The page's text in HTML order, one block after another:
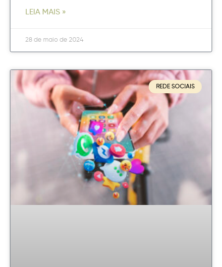
LEIA MAIS »
28 de maio de 2024
REDE SOCIAIS